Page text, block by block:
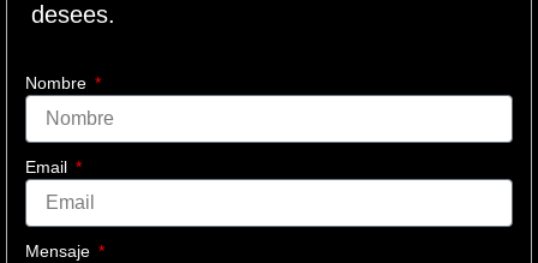
desees.
Nombre
Email
Mensaje